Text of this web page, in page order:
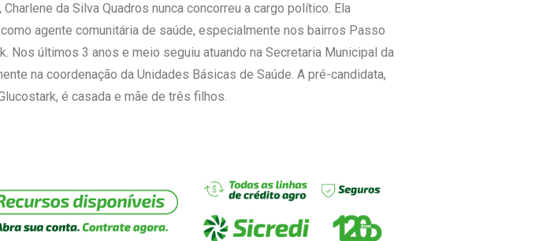
da Silva Quadros nunca concorreu a cargo político. Ela
agente comunitária de saúde, especialmente nos bairros Passo
Nos últimos 3 anos e meio seguiu atuando na Secretaria Municipal da
na coordenação da Unidades Básicas de Saúde. A pré-candidata,
é casada e mãe de três filhos.